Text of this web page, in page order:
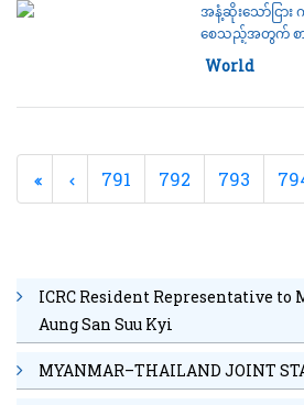
အနံ့ဆိုးသော်ငြား က
စေသည့်အတွက် စ
Category:
World
791 792 793
ICRC Resident Representative to
Aung San Suu Kyi
MYANMAR–THAILAND JOINT